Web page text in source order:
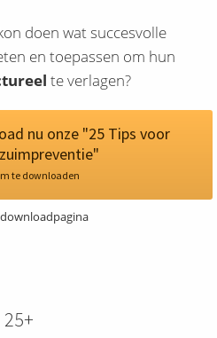
doen wat succesvolle
en toepassen om hun
te verlagen?
nu onze "25 Tips voor
te downloaden
25+